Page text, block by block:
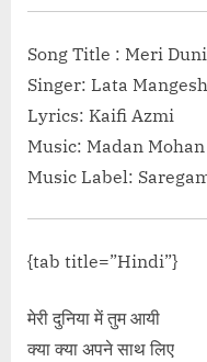
Song Title : Meri
Singer: Lata
Lyrics: Kaifi Azmi
Music: Madan
Music Label:
{tab title=”Hindi”}
मेरी दुनिया में तुम आयी
क्या क्या अपने साथ लिए